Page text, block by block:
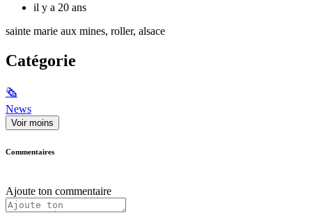
il y a 20 ans
sainte marie aux mines, roller, alsace
Catégorie
🗞
News
Voir moins
Commentaires
Ajoute ton commentaire